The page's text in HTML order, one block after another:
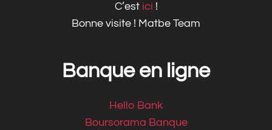
C’est ici !
Bonne visite ! Matbe Team
Banque en ligne
Hello Bank
Boursorama Banque